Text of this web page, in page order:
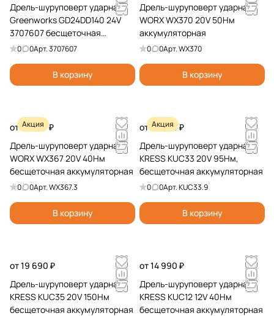
Дрель-шуруповерт ударная
Greenworks GD24DD140 24V
3707607 бесщеточная
аккумуляторная
0 0Арт.3707607
В корзину
Дрель-шуруповерт ударная
WORX WX370 20V 50Нм
аккумуляторная
0 0Арт.WX370
В корзину
Акция
от 16 790 ₽
Дрель-шуруповерт ударная
WORX WX367 20V 40Нм
бесщеточная аккумуляторная
0 0Арт.WX367.3
В корзину
Акция
от 15 990 ₽
Дрель-шуруповерт ударная
KRESS KUC33 20V 95Нм,
бесщеточная аккумуляторная
0 0Арт.KUC33.9
В корзину
от 19 690 ₽
Дрель-шуруповерт ударная
KRESS KUC35 20V 150Нм
бесщеточная аккумуляторная
от 14 990 ₽
Дрель-шуруповерт ударная
KRESS KUC12 12V 40Нм
бесщеточная аккумуляторная